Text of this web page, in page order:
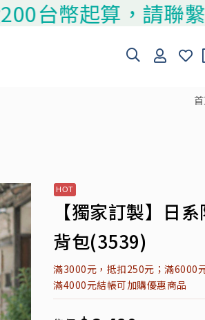
起算，請聯繫
【獨家訂製】日
背包(3539)
滿3000元，抵扣250元；滿6000
滿4000元結帳可加購優惠商品